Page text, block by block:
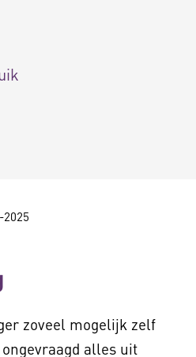
zoveel mogelijk zelf
alles uit